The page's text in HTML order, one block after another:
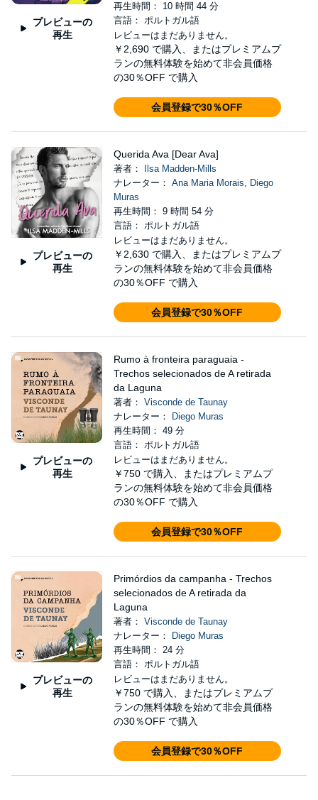
プレビューの
再生
再生時間： 10 時間 44 分
言語： ポルトガル語
レビューはまだありません。
￥2,690 で購入、またはプレミアムプ
ランの無料体験を始めて非会員価格
の30％OFF で購入
会員登録で30％OFF
プレビューの
再生
Querida Ava [Dear Ava]
著者：
Ilsa Madden-Mills
ナレーター： Ana Maria Morais, Diego
Muras
再生時間： 9 時間 54 分
言語： ポルトガル語
レビューはまだありません。
￥2,630 で購入、またはプレミアムプ
ランの無料体験を始めて非会員価格
の30％OFF で購入
会員登録で30％OFF
プレビューの
再生
Rumo à fronteira paraguaia -
Trechos selecionados de A retirada
da Laguna
著者： Visconde de Taunay
ナレーター：
Diego Muras
再生時間： 49 分
言語： ポルトガル語
レビューはまだありません。
￥750 で購入、またはプレミアムプ
ランの無料体験を始めて非会員価格
の30％OFF で購入
会員登録で30％OFF
プレビューの
再生
Primórdios da campanha - Trechos
selecionados de A retirada da
Laguna
著者： Visconde de Taunay
ナレーター：
Diego Muras
再生時間： 24 分
言語： ポルトガル語
レビューはまだありません。
￥750 で購入、またはプレミアムプ
ランの無料体験を始めて非会員価格
の30％OFF で購入
会員登録で30％OFF